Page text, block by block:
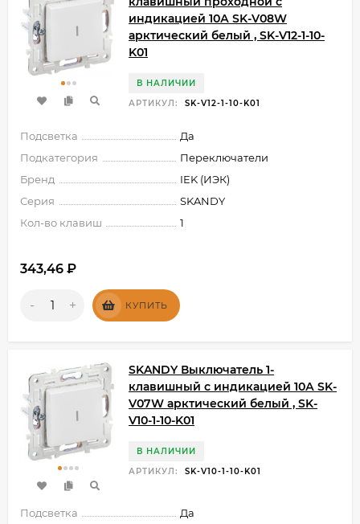
индикацией 10А SK-V08W
арктический белый , SK-V12-1-10-
K01
В НАЛИЧИИ
АРТИКУЛ:
SK-V12-1-10-K01
Подсветка
Да
Подкатегория
Переключатели
Бренд
IEK (ИЭК)
Серия
SKANDY
Кол-во клавиш
1
343,46 ₽
- + КУПИТЬ
SKANDY Выключатель 1-
клавишный с индикацией 10А SK-
V07W арктический белый , SK-
V10-1-10-K01
В НАЛИЧИИ
АРТИКУЛ:
SK-V10-1-10-K01
Подсветка
Да